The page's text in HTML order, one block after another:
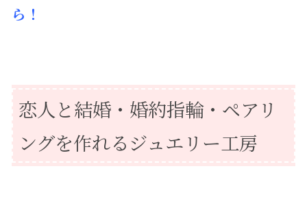
ら！
恋人と結婚・婚約指輪・ペアリ
ングを作れるジュエリー工房